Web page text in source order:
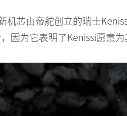
机芯由帝舵创立的瑞士
因为它表明了Kenissi愿意